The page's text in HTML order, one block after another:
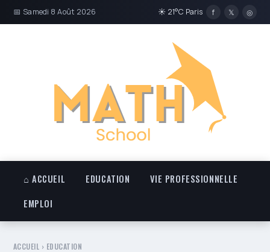
📅 Samedi 8 Août 2026 ☀ 21°C Paris f 𝕏 ◎
⌂ ACCUEIL EDUCATION
VIE PROFESSIONNELLE
EMPLOI
ACCUEIL › EDUCATION